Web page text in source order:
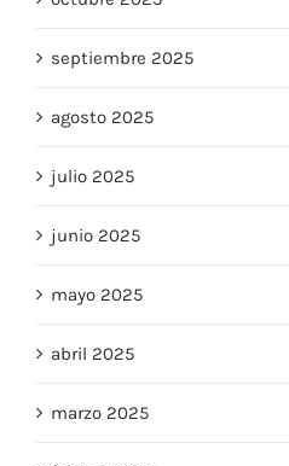
octubre 2025
septiembre 2025
agosto 2025
julio 2025
junio 2025
mayo 2025
abril 2025
marzo 2025